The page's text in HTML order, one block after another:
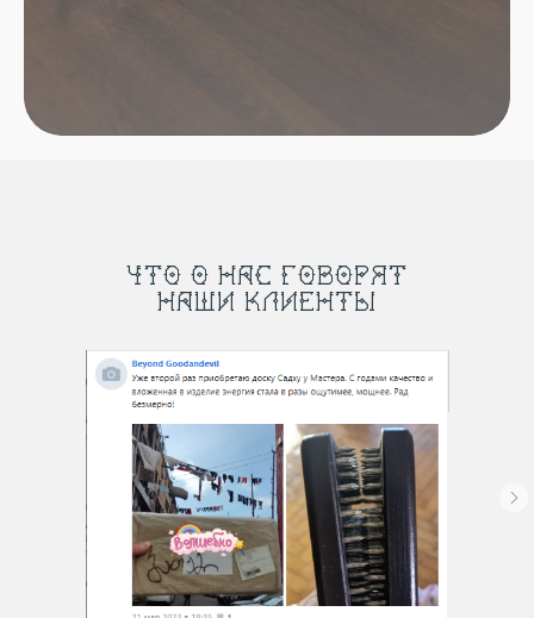
ЧТО О НАС ГОВОРЯТ
НАШИ КЛИЕНТЫ
Больше отзывов во вконтакте